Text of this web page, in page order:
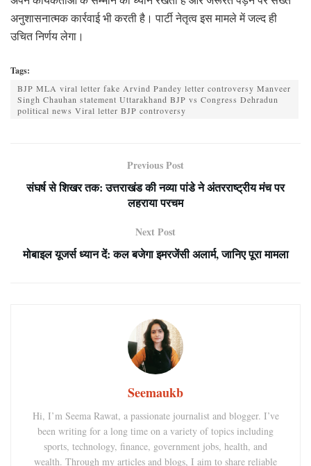
अनुशासनात्मक कार्रवाई भी करती है। पार्टी नेतृत्व इस मामले में जल्द ही
उचित निर्णय लेगा।
Tags:
BJP MLA viral letter fake Arvind Pandey letter controversy Manveer
Singh Chauhan statement Uttarakhand BJP vs Congress Dehradun
political news Viral letter BJP controversy
Previous Post
संघर्ष से शिखर तक: उत्तराखंड की नव्या पांडे ने अंतरराष्ट्रीय मंच पर
लहराया परचम
Next Post
मोबाइल यूजर्स ध्यान दें: कल बजेगा इमरजेंसी अलार्म, जानिए पूरा मामला
Seemaukb
Hi, I’m Seema Rawat, a passionate journalist and blogger. I’ve
been writing for a long time on a variety of topics including
sports, technology, finance, government jobs, health, and
wealth. Through my articles and blogs, I aim to share reliable